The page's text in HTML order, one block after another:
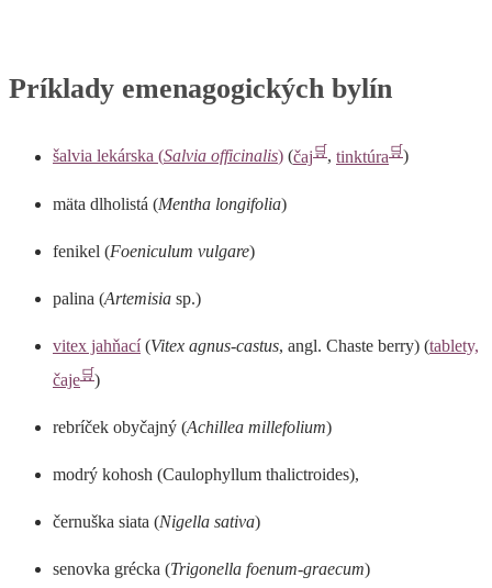
Príklady emenagogických bylín
šalvia lekárska (Salvia officinalis) (čaj 🛒, tinktúra 🛒)
mäta dlholistá (Mentha longifolia)
fenikel (Foeniculum vulgare)
palina (Artemisia sp.)
vitex jahňací(Vitex agnus-castus, angl. Chaste berry) (tablety,
čaje🛒)
rebríček obyčajný (Achillea millefolium)
modrý kohosh (Caulophyllum thalictroides),
černuška siata (Nigella sativa)
senovka grécka (Trigonella foenum-graecum)